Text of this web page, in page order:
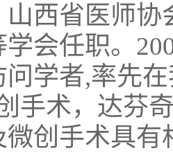
山西省医师
会任职。
问学者,率先
手术，达芬
微创手术具